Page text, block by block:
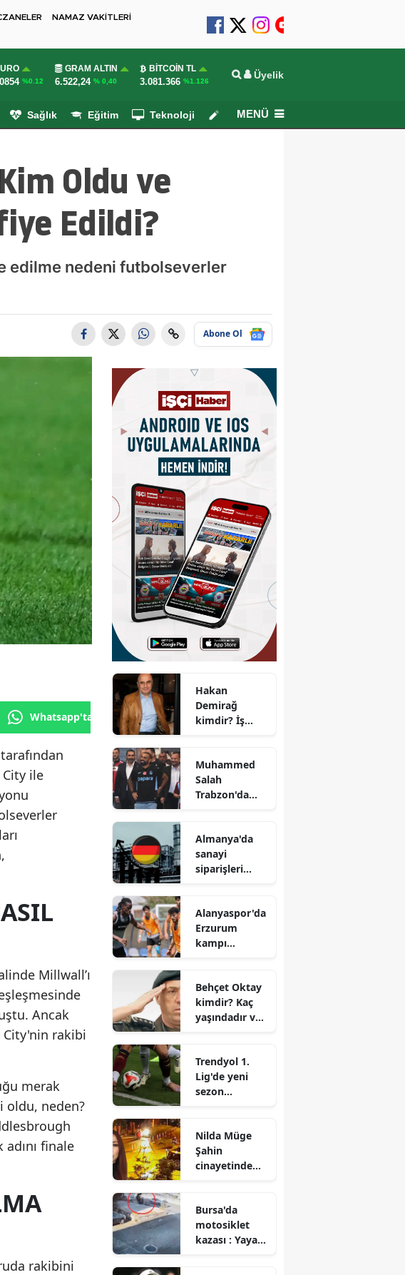
NAMAZ VAKİTLERİ
%0.12
GRAM ALTIN
6.522,24 % 0,40
BITCOIN TL
3.081.366 %1.126 Üyelik
Sağlık Eğitim Teknoloji Köşe Yazarları
MENÜ
Oldu ve
Edildi?
edilme nedeni futbolseverler
Abone Ol
Whatsapp'tan Gönder
ile
Millwall’ı
Ancak
City'nin rakibi
merak
oldu, neden?
finale
rakibini
Hakan
Demirağ
kimdir? İş
başarıları
nelerdir?
Muhammed
Salah
Trabzon'da
çocukları
hangi okula
gidecek?
Almanya'da
sanayi
siparişleri
beklentilerin
üzerinde
gerçekleşti
Alanyaspor'da
Erzurum
kampı
Behçet Oktay
kimdir? Kaç
yaşındadır ve
Trendyol 1.
Lig'de yeni
sezon
Nilda Müge
Şahin
cinayetinde
Bursa'da
motosiklet
kazası : Yaya